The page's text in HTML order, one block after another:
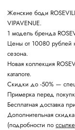
Женские боди
VIPAVENUE.
1 модель бренда
Цены от 10080 рублей
сезона.
Новая коллекция
каталоге.
Скидки до -50% —
Примерка перед
Бесплатная доставка
Дополнительная
(подробности по ссылке